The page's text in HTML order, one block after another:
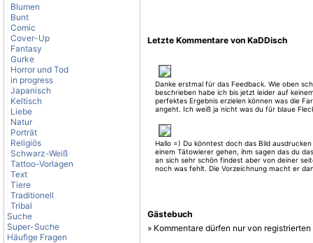
Blumen
Bunt
Comic
Cover-Up
Fantasy
Gurke
Horror und Tod
in progress
Japanisch
Keltisch
Liebe
Natur
Porträt
Religiös
Schwarz-Weiß
Tattoo-Vorlagen
Text
Tiere
Traditionell
Tribal
Suche
Super-Suche
Häufige Fragen
Letzte Kommentare von KaDDisch
Danke erstmal für das Feedback. Wie oben
beschrieben habe ich bis jetzt leider auf
perfektes Ergebnis erzielen können was die
angeht. Ich weiß ja nicht was du für blaue
geformt ;)
Hallo =) Du könntest doch das Bild
einem Tätowierer gehen, ihm sagen das du
an sich sehr schön findest aber von deiner
noch was fehlt. Die Vorzeichnung macht er
Gästebuch
» Kommentare dürfen nur von